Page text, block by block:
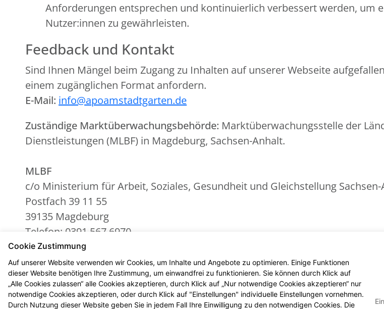
Anforderungen entsprechen und kontinuierlich verbessert werden, um
Nutzer:innen zu gewährleisten.
Feedback und Kontakt
Sind Ihnen Mängel beim Zugang zu Inhalten auf unserer Webseite
einem zugänglichen Format anfordern.
E-Mail: info@apoamstadtgarten.de
Zuständige Marktüberwachungsbehörde: Marktüberwachungsstelle der
Dienstleistungen (MLBF) in Magdeburg, Sachsen-Anhalt.
MLBF
c/o Ministerium für Arbeit, Soziales, Gesundheit und Gleichstellung
Postfach 39 11 55
39135 Magdeburg
Telefon: 0391 567 6970
E-Mail:MLBF@ms.sachsen-anhalt.de
Website:Marktüberwachungsstelle der Länder
Cookie Zustimmung
Auf unserer Website verwenden wir Cookies, um Inhalte und Angebote zu optimieren. Einige Funktionen
dieser Website benötigen Ihre Zustimmung, um einwandfrei zu funktionieren. Sie können durch Klick auf
„Alle Cookies zulassen“ alle Cookies akzeptieren, durch Klick auf „Nur notwendige Cookies akzeptieren“ nur
notwendige Cookies akzeptieren, oder durch Klick auf "Einstellungen" individuelle Einstellungen vornehmen.
Durch Nutzung dieser Website geben Sie in jedem Fall Ihre Einwilligung zu den notwendigen Cookies. Die